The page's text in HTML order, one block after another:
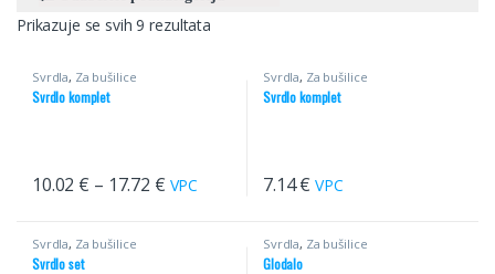
Prikazuje se svih 9 rezultata
Svrdla, Za bušilice
Svrdlo komplet
10.02 € – 17.72 € VPC
Svrdla, Za bušilice
Svrdlo komplet
7.14€ VPC
Svrdla, Za bušilice
Svrdlo set
Svrdla, Za bušilice
Glodalo